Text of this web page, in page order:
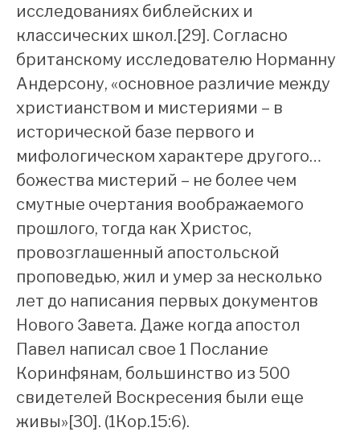
исследованиях библейских и
классических школ.[29]. Согласно
британскому исследователю Норманну
Андерсону, «основное различие между
христианством и мистериями – в
исторической базе первого и
мифологическом характере другого…
божества мистерий – не более чем
смутные очертания воображаемого
прошлого, тогда как Христос,
провозглашенный апостольской
проповедью, жил и умер за несколько
лет до написания первых документов
Нового Завета. Даже когда апостол
Павел написал свое 1 Послание
Коринфянам, большинство из 500
свидетелей Воскресения были еще
живы»[30]. (1Кор.15:6).